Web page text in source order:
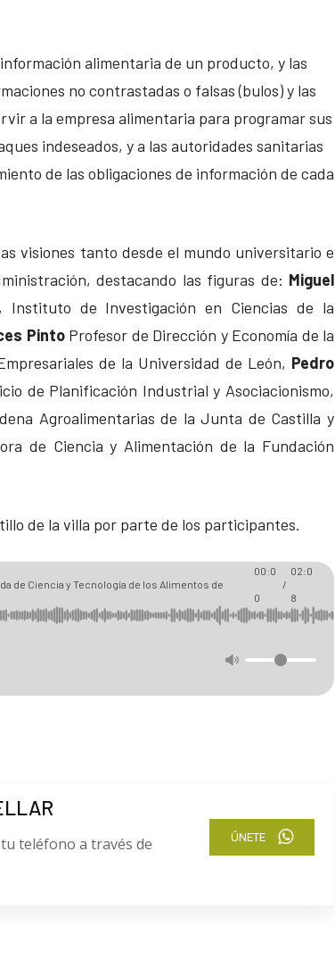
alimentaria de un producto, y las
no contrastadas o falsas (bulos) y las
a la empresa alimentaria para programar sus
indeseados, y a las autoridades sanitarias
de las obligaciones de información de cada
visiones tanto desde el mundo universitario e
destacando las figuras de: Miguel
Instituto de Investigación en Ciencias de la
Pinto Profesor de Dirección y Economía de la
de la Universidad de León, Pedro
de Planificación Industrial y Asociacionismo,
Agroalimentarias de la Junta de Castilla y
de Ciencia y Alimentación de la Fundación
de la villa por parte de los participantes.
de Ciencia y Tecnología de los Alimentos de
00:0
0
/
02:0
8
teléfono a través de
ÚNETE